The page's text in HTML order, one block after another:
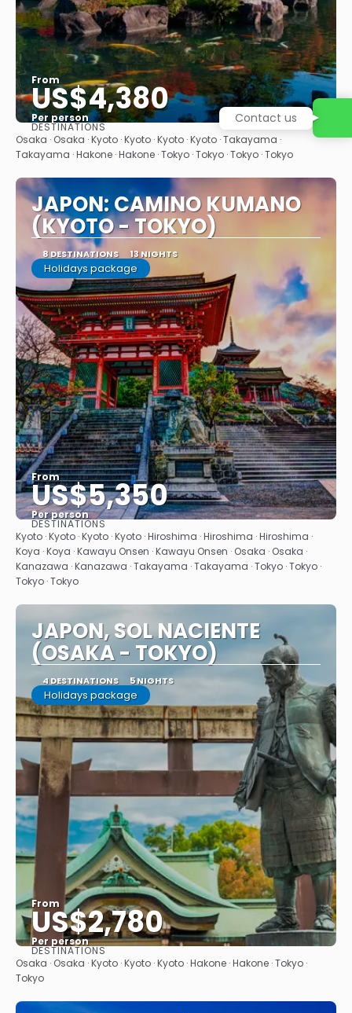
From
US$4,380
Per person
See
DESTINATIONS
Osaka · Osaka · Kyoto · Kyoto · Kyoto · Kyoto · Takayama ·
Takayama · Hakone · Hakone · Tokyo · Tokyo · Tokyo · Tokyo
JAPON: CAMINO KUMANO
(KYOTO - TOKYO)
8 DESTINATIONS 13 NIGHTS
Holidays package
From
US$5,350
Per person
See
DESTINATIONS
Kyoto · Kyoto · Kyoto · Kyoto · Hiroshima · Hiroshima · Hiroshima ·
Koya · Koya · Kawayu Onsen · Kawayu Onsen · Osaka · Osaka ·
Kanazawa · Kanazawa · Takayama · Takayama · Tokyo · Tokyo ·
Tokyo · Tokyo
JAPON, SOL NACIENTE
(OSAKA - TOKYO)
4 DESTINATIONS 5 NIGHTS
Holidays package
From
US$2,780
Per person
See
DESTINATIONS
Osaka · Osaka · Kyoto · Kyoto · Kyoto · Hakone · Hakone · Tokyo ·
Tokyo
Contact us